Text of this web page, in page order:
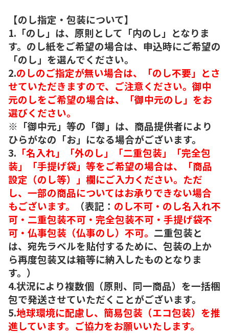
【のし指定・包装について】
1.「のし」は、原則として「内のし」となりま
す。のし紙をご希望の場合は、申込時にご希望の
「のし」を選んでください。
2.のしのご指定が無い場合は、「のし不要」とさ
せていただきますので、ご注意ください。御中
元のしをご希望の場合は、「御中元のし」をお
選びください。
※「御中元」等の「御」は、商品提供者により
ひらがなの「お」になる場合がございます。
3. 「名入れ」「外のし」「二重包装」「完全包
装」「手提げ袋」等をご希望の場合は、「商品
設定（のし等）」欄にご入力ください。ただ
し、一部の商品についてはお承りできない場合
もございます。
（表記： のし不可・のし名入れ不
可・二重包装不可・完全包装不可・手提げ袋不
可・仏事包装（仏事のし）不可。 二重包装と
は、宛先ラベルを貼付するために、包装の上か
ら再度包装又は箱等に納入したものとなりま
す。）
4.状況により複数個（原則、同一商品）を一括梱
包で発送させていただくことがございます。
5.地球環境に配慮し、簡易包装（エコ包装）を推
進しています。ご協力をお願いいたします。